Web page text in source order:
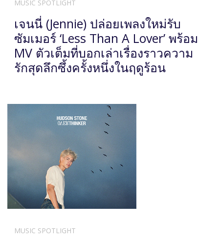
MUSIC SPOTLIGHT
เจนนี่ (Jennie) ปล่อยเพลงใหม่รับ
ซัมเมอร์ ‘Less Than A Lover’ พร้อม
MV ตัวเต็มที่บอกเล่าเรื่องราวความ
รักสุดลึกซึ้งครั้งหนึ่งในฤดูร้อน
MUSIC SPOTLIGHT